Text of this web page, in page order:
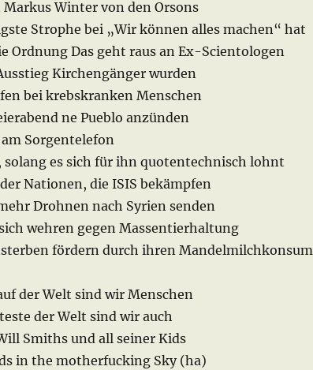
Markus Winter von den Orsons
Strophe bei „Wir können alles machen“ hat
Ordnung Das geht raus an Ex-Scientologen
Kirchengänger wurden
bei krebskranken Menschen
ne Pueblo anzünden
Sorgentelefon
solang es sich für ihn quotentechnisch lohnt
Nationen, die ISIS bekämpfen
Drohnen nach Syrien senden
wehren gegen Massentierhaltung
fördern durch ihren Mandelmilchkonsum
der Welt sind wir Menschen
der Welt sind wir auch
Smiths und all seiner Kids
in the motherfucking Sky (ha)